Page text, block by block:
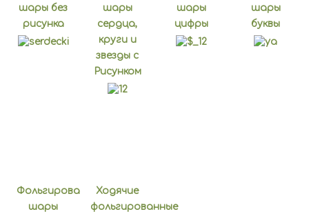
Сердца, Круги и Звезды
шары без
рисунка
шары
сердца,
круги и
звезды с
Рисунком
шары
цифры
шары
буквы
Фольгированные
шары
Ходячие
фольгированные